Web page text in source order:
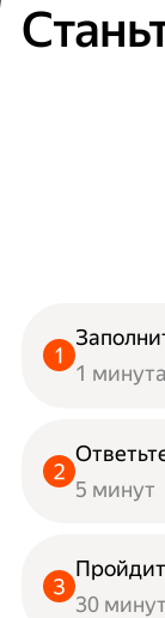
1 минута
5 минут
30 минут